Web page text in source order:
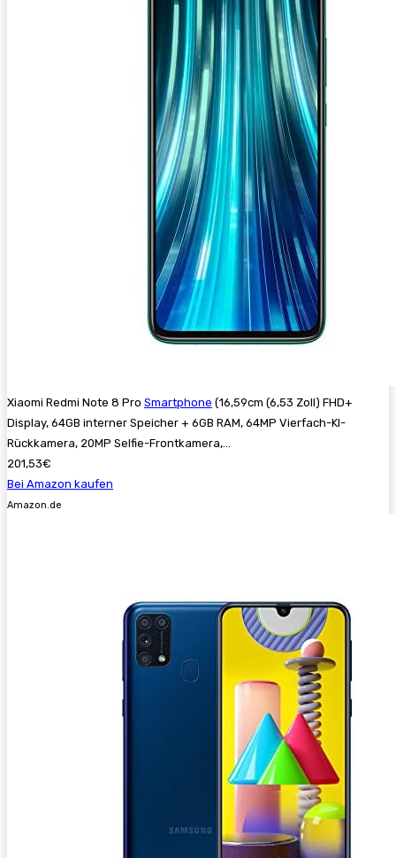
Xiaomi Redmi Note 8 Pro Smartphone (16,59cm (6,53 Zoll) FHD+
Display, 64GB interner Speicher + 6GB RAM, 64MP Vierfach-KI-
Rückkamera, 20MP Selfie-Frontkamera,...
201,53€
Bei Amazon kaufen
Amazon.de